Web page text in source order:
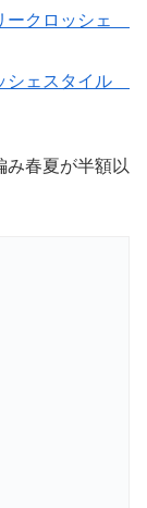
ークロッシェ
シェスタイル
み春夏が半額以